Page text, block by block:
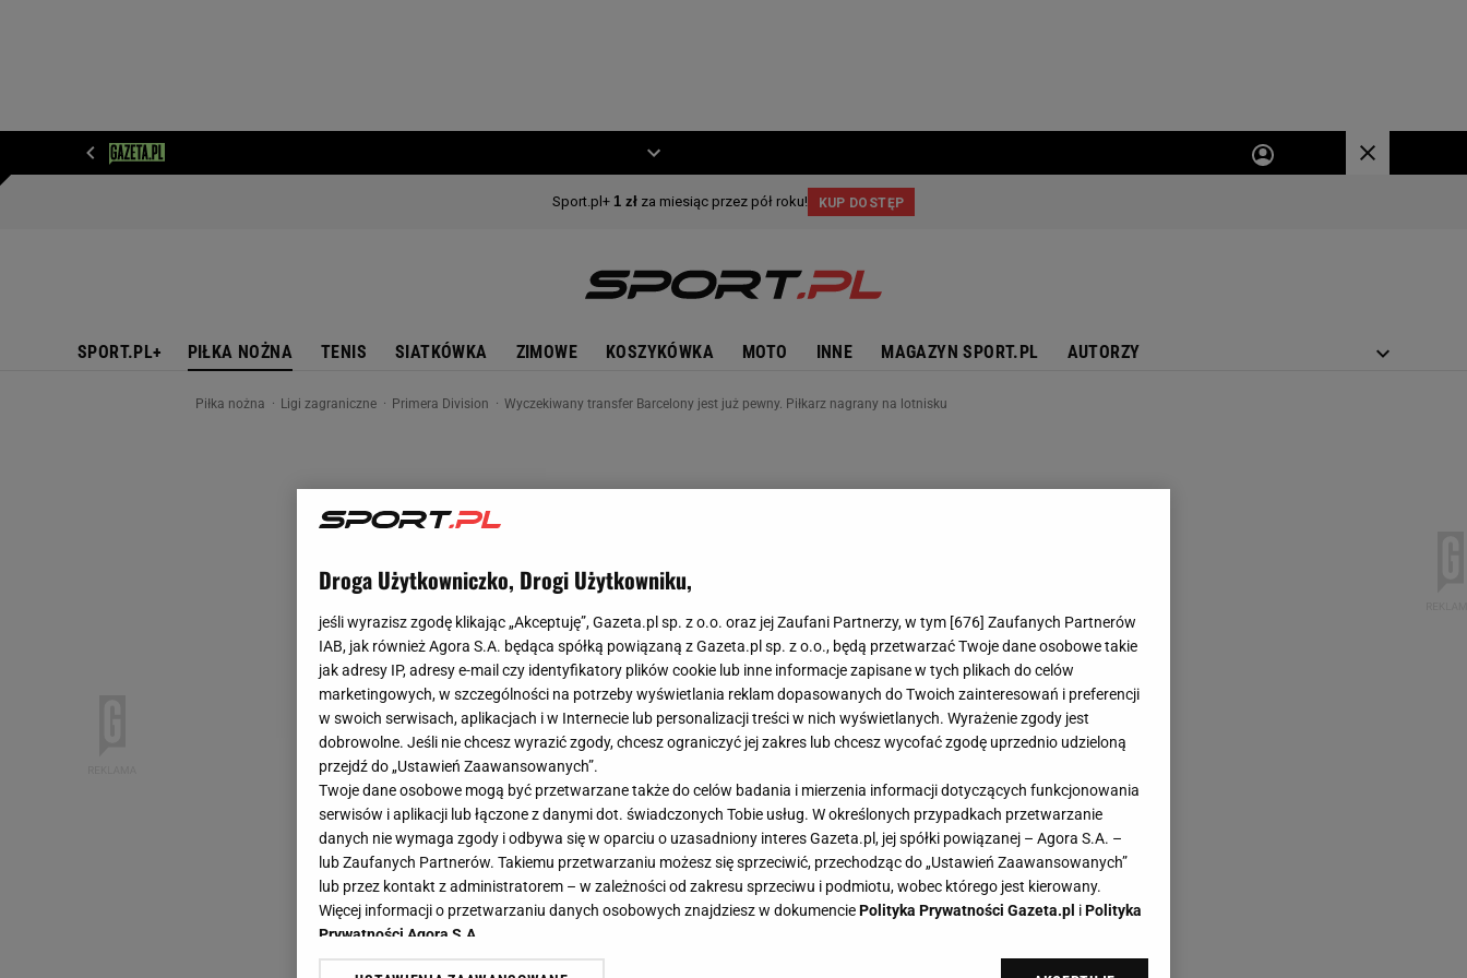
SPORT.PL+ PIŁKA NOŻNA TENIS SIATKÓWKA ZIMOWE KOSZYKÓWKA MOTO INNE MAGAZYN SPORT.PL AUTORZY
Piłka nożna Ligi zagraniczne Primera Division Wyczekiwany transfer Barcelony jest już pewny. Piłkarz nagrany na lotnisku
Droga Użytkowniczko, Drogi Użytkowniku,
jeśli wyrazisz zgodę klikając „Akceptuję”, Gazeta.pl sp. z o.o. oraz jej Zaufani Partnerzy, w tym [676] Zaufanych Partnerów
IAB, jak również Agora S.A. będąca spółką powiązaną z Gazeta.pl sp. z o.o., będą przetwarzać Twoje dane osobowe takie
jak adresy IP, adresy e-mail czy identyfikatory plików cookie lub inne informacje zapisane w tych plikach do celów
marketingowych, w szczególności na potrzeby wyświetlania reklam dopasowanych do Twoich zainteresowań i preferencji
w swoich serwisach, aplikacjach i w Internecie lub personalizacji treści w nich wyświetlanych. Wyrażenie zgody jest
dobrowolne. Jeśli nie chcesz wyrazić zgody, chcesz ograniczyć jej zakres lub chcesz wycofać zgodę uprzednio udzieloną
przejdź do „Ustawień Zaawansowanych”.
Twoje dane osobowe mogą być przetwarzane także do celów badania i mierzenia informacji dotyczących funkcjonowania
serwisów i aplikacji lub łączone z danymi dot. świadczonych Tobie usług. W określonych przypadkach przetwarzanie
danych nie wymaga zgody i odbywa się w oparciu o uzasadniony interes Gazeta.pl, jej spółki powiązanej – Agora S.A. –
lub Zaufanych Partnerów. Takiemu przetwarzaniu możesz się sprzeciwić, przechodząc do „Ustawień Zaawansowanych”
lub przez kontakt z administratorem – w zależności od zakresu sprzeciwu i podmiotu, wobec którego jest kierowany.
Więcej informacji o przetwarzaniu danych osobowych znajdziesz w dokumenciePolityka Prywatności Gazeta.pl iPolityka
Prywatności Agora S.A.